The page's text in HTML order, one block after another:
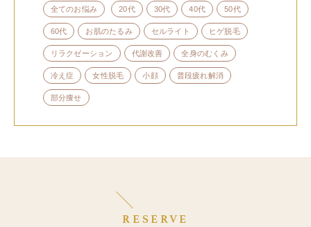
全てのお悩み 20代 30代 40代 50代
60代 お肌のたるみ セルライト ヒゲ脱毛
リラクゼーション 代謝改善 全身のむくみ
冷え症 女性脱毛 小顔 普段疲れ解消
部分痩せ
RESERVE